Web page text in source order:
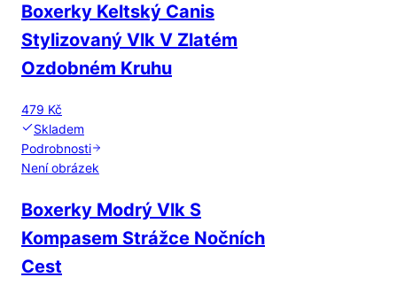
Boxerky Keltský Canis
Stylizovaný Vlk V Zlatém
Ozdobném Kruhu
479 Kč
Skladem
Podrobnosti
Není obrázek
Boxerky Modrý Vlk S
Kompasem Strážce Nočních
Cest